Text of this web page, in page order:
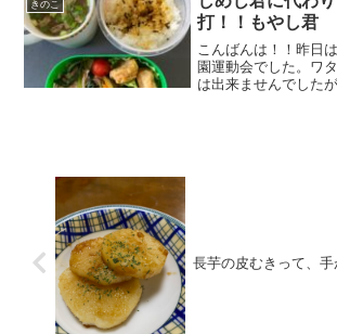
きのこ
打！！もやし君
こんばんは！！昨日
園運動会でした。ワ
は出来ませんでした
長芋の皮むきって、手